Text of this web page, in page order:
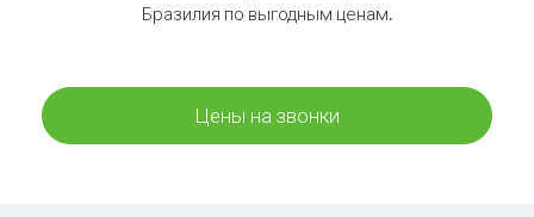
Бразилия по выгодным ценам.
Цены на звонки